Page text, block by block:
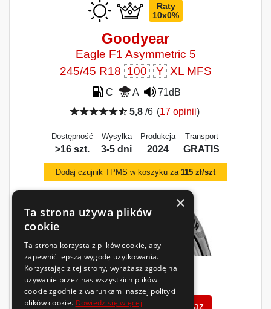
Raty
10x0%
Goodyear
Eagle F1 Asymmetric 5
245/45 R18 100 Y XL MFS
C A
71dB
5,8/6 (17 opinii)
Dostępność
>16 szt.
Wysyłka
3-5 dni
Produkcja
2024
Transport
GRATIS
Dodaj czujnik TPMS w koszyku za 115 zł/szt
546 zł/szt.
Zobacz szczegóły Kup teraz
×
Ta strona używa plików
cookie
Ta strona korzysta z plików cookie, aby
zapewnić lepszą wygodę użytkowania.
Korzystając z tej strony, wyrażasz zgodę na
używanie przez nas wszystkich plików
cookie zgodnie z warunkami naszej polityki
plików cookie. Dowiedz się więcej